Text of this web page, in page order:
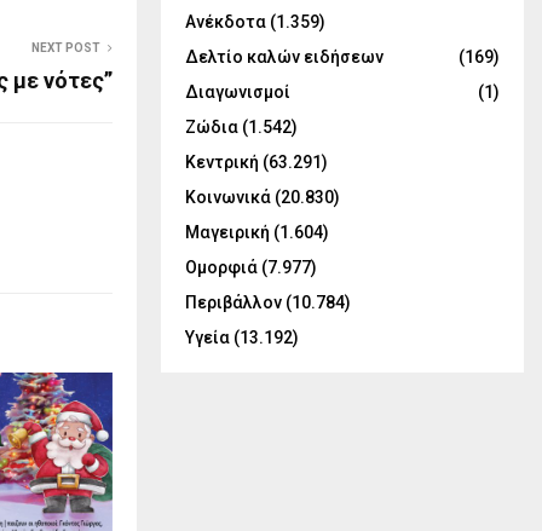
NEXT POST
με νότες”
Ανέκδοτα (1.359)
Δελτίο καλών ειδήσεων
(169)
Διαγωνισμοί
(1)
Ζώδια (1.542)
Κεντρική (63.291)
Κοινωνικά (20.830)
Μαγειρική (1.604)
Ομορφιά (7.977)
Περιβάλλον (10.784)
Υγεία (13.192)